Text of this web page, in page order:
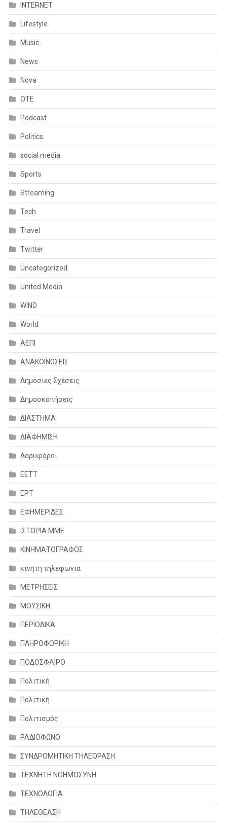
INTERNET
Lifestyle
Music
News
Nova
OTE
Podcast
Politics
social media
Sports
Streaming
Tech
Travel
Twitter
Uncategorized
United Media
WIND
World
ΑΕΠΙ
ΑΝΑΚΟΙΝΩΣΕΙΣ
Δημόσιες Σχέσεις
Δημοσκοπήσεις
ΔΙΑΣΤΗΜΑ
ΔΙΑΦΗΜΙΣΗ
Δορυφόροι
ΕΕΤΤ
ΕΡΤ
ΕΦΗΜΕΡΙΔΕΣ
ΙΣΤΟΡΙΑ ΜΜΕ
ΚΙΝΗΜΑΤΟΓΡΑΦΟΣ
κινητη τηλεφωνια
ΜΕΤΡΗΣΕΙΣ
ΜΟΥΣΙΚΗ
ΠΕΡΙΟΔΙΚΑ
ΠΛΗΡΟΦΟΡΙΚΗ
ΠΟΔΟΣΦΑΙΡΟ
Πολιτική
Πολιτική
Πολιτισμός
ΡΑΔΙΟΦΩΝΟ
ΣΥΝΔΡΟΜΗΤΙΚΗ ΤΗΛΕΟΡΑΣΗ
ΤΕΧΝΗΤΗ ΝΟΗΜΟΣΥΝΗ
ΤΕΧΝΟΛΟΓΙΑ
ΤΗΛΕΘΕΑΣΗ